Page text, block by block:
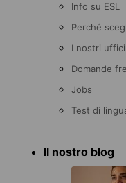
Info su ESL
Perché
I nostri uffici
Domande
Jobs
Test di
Il nostro blog